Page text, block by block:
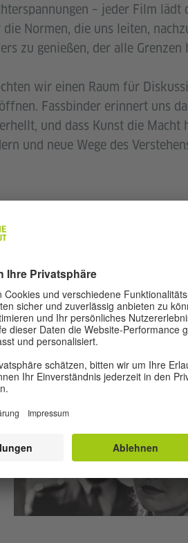
– jeder Film
Normen, die uns leiten,
zu genießen, der alle Grenzen
wir einen Raum für
Fassbinder erinnert uns
und dass Kunst die
und neue Wege des